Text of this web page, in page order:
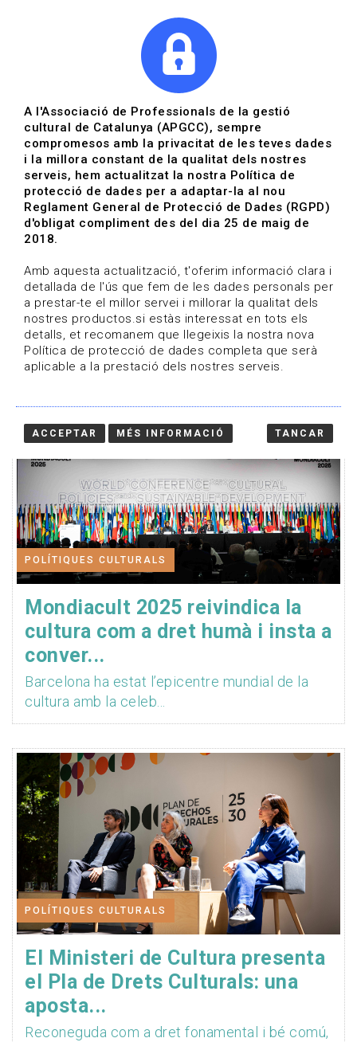
Actualitza't
Vols estar al dia?
HOME / BLOG
Estigues al dia
Convocatòries, activitats i notícies del sector de la
cultura.
POLÍTIQUES CULTURALS
Mondiacult 2025 reivindica la
cultura com a dret humà i insta a
conver...
Barcelona ha estat l’epicentre mundial de la
cultura amb la celeb...
POLÍTIQUES CULTURALS
El Ministeri de Cultura presenta
el Pla de Drets Culturals: una
aposta...
Reconeguda com a dret fonamental i bé comú,
A l'Associació de Professionals de la gestió
cultural de Catalunya (APGCC), sempre
compromesos amb la privacitat de les teves dades
i la millora constant de la qualitat dels nostres
serveis, hem actualitzat la nostra Política de
protecció de dades per a adaptar-la al nou
Reglament General de Protecció de Dades (RGPD)
d'obligat compliment des del dia 25 de maig de
2018.
Amb aquesta actualització, t'oferim informació clara i
detallada de l'ús que fem de les dades personals per
a prestar-te el millor servei i millorar la qualitat dels
nostres productos.si estàs interessat en tots els
detalls, et recomanem que llegeixis la nostra nova
Política de protecció de dades completa que serà
aplicable a la prestació dels nostres serveis.
ACCEPTAR MÉS INFORMACIÓ TANCAR